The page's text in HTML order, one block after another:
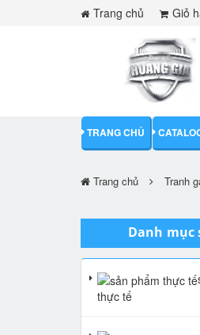
Trang chủ Giỏ
TRANG CHỦ
Trang chủ Tranh
Danh mục
thực tế